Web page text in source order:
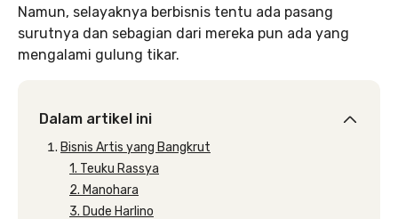
Namun, selayaknya berbisnis tentu ada pasang
surutnya dan sebagian dari mereka pun ada yang
mengalami gulung tikar.
Dalam artikel ini
Bisnis Artis yang Bangkrut
1. Teuku Rassya
2. Manohara
3. Dude Harlino